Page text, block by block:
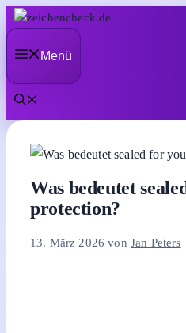
Zum
Inhalt
springenMenü
Was bedeutet
protection?
13. März 2026 von Jan Peters